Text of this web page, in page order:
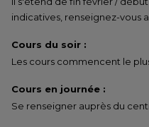
indicatives, renseignez-vous
Cours du soir :
Les cours commencent le
Cours en journée :
Se renseigner auprès du